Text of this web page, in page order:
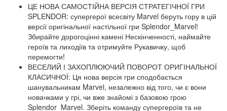
ЦЕ НОВА САМОСТІЙНА ВЕРСІЯ СТРАТЕГІЧНОЇ ГРИ
SPLENDOR: супергерої всесвіту Marvel беруть гору в цій
версії оригінальної настільної гри Splendor_Marvel!
Збирайте дорогоцінні камені Нескінченності, наймайте
героїв та лиходіїв та отримуйте Рукавичку, щоб
перемогти!
ВЕСЕЛИЙ І ЗАХОПЛЮЮЧИЙ ПОВОРОТ ОРИГІНАЛЬНОЇ
КЛАСИЧНОЇ: Ця нова версія гри сподобається
шанувальникам Marvel, незалежно від того, чи є вони
новачками у грі, чи вже знайомі з базовою грою
Splendor_Marvel. Зберіть команду супергероїв та не